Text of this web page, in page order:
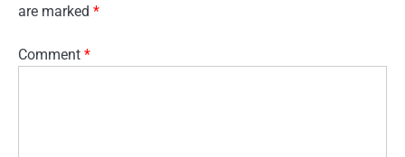
are marked *
Comment *